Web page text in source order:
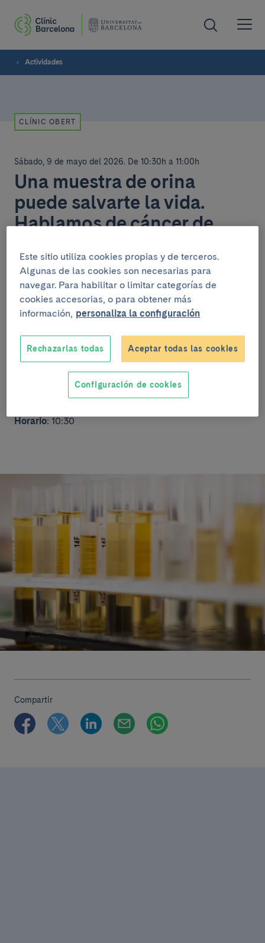
Actividades
CLÍNIC OBERT
Sábado, 9 de mayo del 2026. De 10:30h a 11:00h
Una muestra de orina
puede salvarte la vida.
Hablamos de cáncer de
Casanova - Provença.
Actividad divulgativa para informar a la ciudadanía
sobre la enfermedad, dar a conocer el proyecto de
personas interesadas en el programa.
Público: Adultos en general
: Las voces de la salud
Horario: 10:30
Compartir
Este sitio utiliza cookies propias y de terceros.
Algunas de las cookies son necesarias para
navegar. Para habilitar o limitar categorías de
cookies accesorias, o para obtener más
información, personaliza la configuración
Rechazarlas todas Aceptar todas las cookies
Configuración de cookies